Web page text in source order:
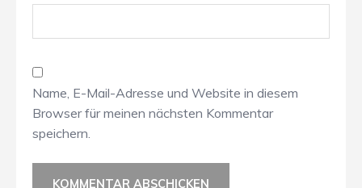
Name, E-Mail-Adresse und Website in diesem
Browser für meinen nächsten Kommentar
speichern.